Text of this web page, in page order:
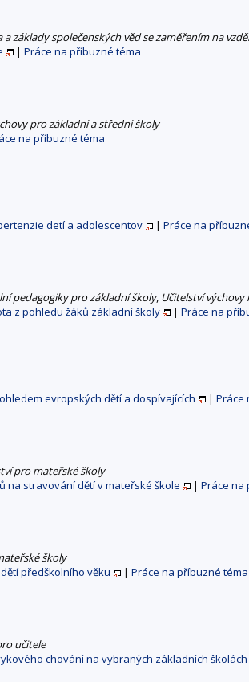
a základy společenských věd se zaměřením na
| Práce na příbuzné téma
pro základní a střední školy
na příbuzné téma
detí a adolescentov | Práce na
pedagogiky pro základní školy, Učitelství výchovy
z pohledu žáků základní školy | Práce na
evropských dětí a dospívajících | Práce
pro mateřské školy
na stravování dětí v mateřské škole | Práce na
školy
předškolního věku | Práce na příbuzné téma
učitele
chování na vybraných základních